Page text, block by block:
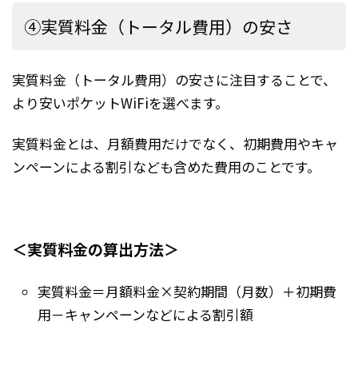
④実質料金（トータル費用）の安さ
実質料金（トータル費用）の安さに注目することで、
より安いポケットWiFiを選べます。
実質料金とは、月額費用だけでなく、初期費用やキャ
ンペーンによる割引なども含めた費用のことです。
＜実質料金の算出方法＞
実質料金＝月額料金×契約期間（月数）＋初期費
用－キャンペーンなどによる割引額